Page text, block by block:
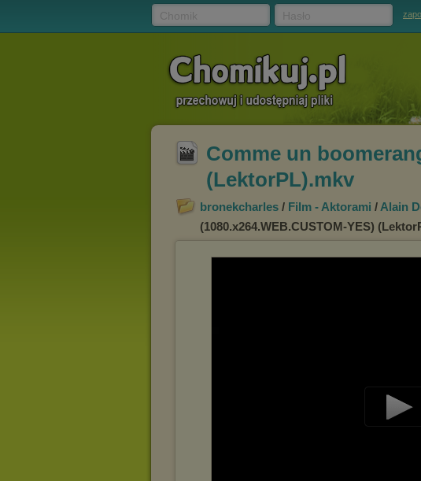
Comme un
(LektorPL).mkv
bronekcharles / Film - Aktorami / Alain
(1080.x264.WEB.CUSTOM-YES)